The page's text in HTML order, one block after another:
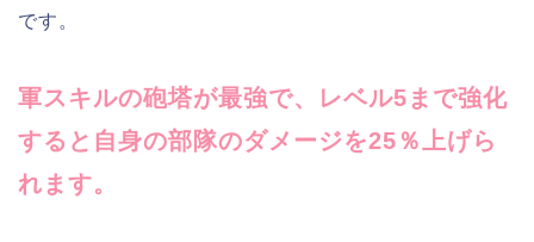
です。
軍スキルの砲塔が最強で、レベル5まで強化
すると自身の部隊のダメージを25％上げら
れます。